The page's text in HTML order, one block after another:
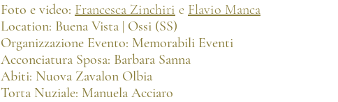
Foto e video: Francesca Zinchiri e Flavio Manca
Location: Buena Vista | Ossi (SS)
Organizzazione Evento: Memorabili Eventi
Acconciatura Sposa: Barbara Sanna
Abiti: Nuova Zavalon Olbia
Torta Nuziale: Manuela Acciaro